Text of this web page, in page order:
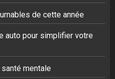
de cette année
auto pour simplifier votre
mentale